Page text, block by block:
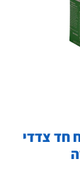
חד צדדי